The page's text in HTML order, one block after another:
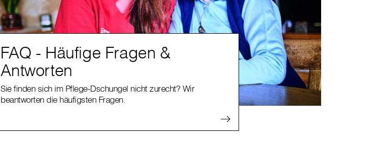
FAQ - Häufige Fragen &
Antworten
Sie finden sich im Pflege-Dschungel nicht zurecht? Wir
beantworten die häufigsten Fragen.